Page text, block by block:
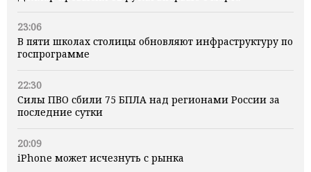
23:06
В пяти школах столицы обновляют инфраструктуру по
госпрограмме
22:30
Силы ПВО сбили 75 БПЛА над регионами России за
последние сутки
20:09
iPhone может исчезнуть с рынка